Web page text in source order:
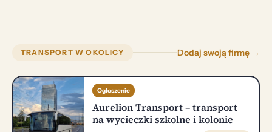
TRANSPORT W OKOLICY Dodaj swoją firmę →
Ogłoszenie
Aurelion Transport – transport
na wycieczki szkolne i kolonie